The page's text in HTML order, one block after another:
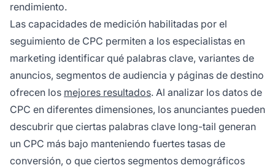
rendimiento.
Las capacidades de medición habilitadas por el
seguimiento de CPC permiten a los especialistas en
marketing identificar qué palabras clave, variantes de
anuncios, segmentos de audiencia y páginas de destino
ofrecen los mejores resultados. Al analizar los datos de
CPC en diferentes dimensiones, los anunciantes pueden
descubrir que ciertas palabras clave long-tail generan
un CPC más bajo manteniendo fuertes tasas de
conversión, o que ciertos segmentos demográficos